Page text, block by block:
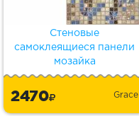
Стеновые
самоклеящиеся панели
мозайка
2470 Grace